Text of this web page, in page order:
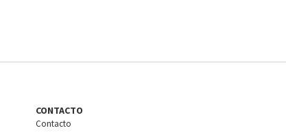
CONTACTO
Contacto